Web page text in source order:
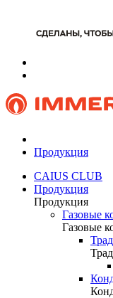
Продукция
CAIUS CLUB
Продукция
Продукция
Газовые
Газовые